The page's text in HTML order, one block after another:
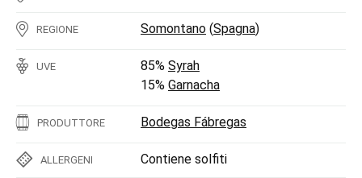
REGIONE Somontano (Spagna)
UVE 85% Syrah
15% Garnacha
PRODUTTORE Bodegas Fábregas
ALLERGENI Contiene solfiti